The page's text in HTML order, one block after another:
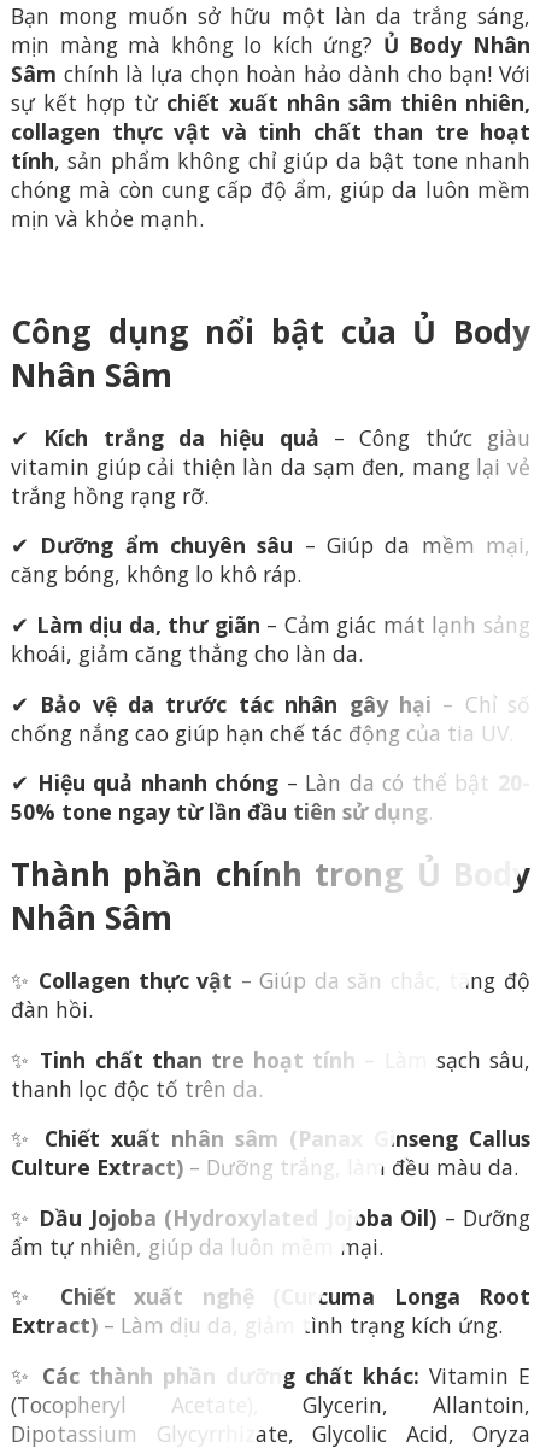
Bạn mong muốn sở hữu một làn da trắng sáng,
mịn màng mà không lo kích ứng? Ủ Body Nhân
Sâm chính là lựa chọn hoàn hảo dành cho bạn! Với
sự kết hợp từ chiết xuất nhân sâm thiên nhiên,
collagen thực vật và tinh chất than tre hoạt
tính, sản phẩm không chỉ giúp da bật tone nhanh
chóng mà còn cung cấp độ ẩm, giúp da luôn mềm
mịn và khỏe mạnh.
Công dụng nổi bật của Ủ Body
Nhân Sâm
✔ Kích trắng da hiệu quả – Công thức giàu
vitamin giúp cải thiện làn da sạm đen, mang lại vẻ
trắng hồng rạng rỡ.
✔ Dưỡng ẩm chuyên sâu – Giúp da mềm mại,
căng bóng, không lo khô ráp.
✔ Làm dịu da, thư giãn – Cảm giác mát lạnh sảng
khoái, giảm căng thẳng cho làn da.
✔ Bảo vệ da trước tác nhân gây hại – Chỉ số
chống nắng cao giúp hạn chế tác động của tia UV.
✔ Hiệu quả nhanh chóng – Làn da có thể bật 20-
50% tone ngay từ lần đầu tiên sử dụng.
Thành phần chính trong Ủ Body
Nhân Sâm
✨ Collagen thực vật – Giúp da săn chắc, tăng độ
đàn hồi.
✨ Tinh chất than tre hoạt tính – Làm sạch sâu,
thanh lọc độc tố trên da.
✨ Chiết xuất nhân sâm (Panax Ginseng Callus
Culture Extract) – Dưỡng trắng, làm đều màu da.
✨ Dầu Jojoba (Hydroxylated Jojoba Oil) – Dưỡng
ẩm tự nhiên, giúp da luôn mềm mại.
✨ Chiết xuất nghệ (Curcuma Longa Root
Extract) – Làm dịu da, giảm tình trạng kích ứng.
✨ Các thành phần dưỡng chất khác: Vitamin E
(Tocopheryl Acetate), Glycerin, Allantoin,
Dipotassium Glycyrrhizate, Glycolic Acid, Oryza